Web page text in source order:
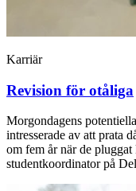
Karriär
Revision för otåliga
Morgondagens
intresserade av att prata
om fem år när de
studentkoordinator på